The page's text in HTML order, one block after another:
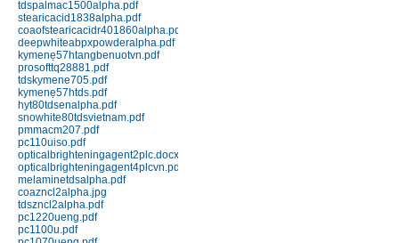
Nhựa Bakelit 141; 141J black;
151J black; 151J red
Chi tiết Mua hàng
Nhựa Phenolic 141 (Bakelit) ép
đứng
Chi tiết
tdspalmac1500alpha.pdf
stearicacid1838alpha.pdf
coaofstearicacidr401860alpha.pdf
deepwhiteabpxpowderalpha.pdf
kymenẹ57htangbenuotvn.pdf
prosofttq28881.pdf
tdskymene705.pdf
kymenẹ57htds.pdf
hyt80tdsenalpha.pdf
snowhite80tdsvietnam.pdf
pmmacm207.pdf
pc110uiso.pdf
opticalbrighteningagent2plc.docx
opticalbrighteningagent4plcvn.pdf
melaminetdsalpha.pdf
coazncl2alpha.jpg
tdszncl2alpha.pdf
pc1220ueng.pdf
pc1100u.pdf